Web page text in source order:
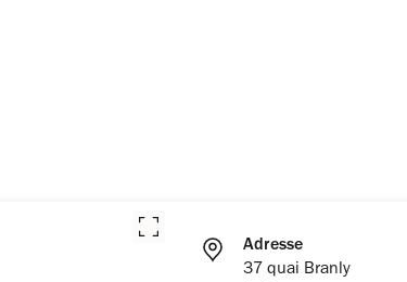
Adresse
37 quai Branly